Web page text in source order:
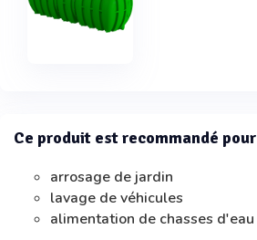
Ce produit est recommandé pour
arrosage de jardin
lavage de véhicules
alimentation de chasses d'eau